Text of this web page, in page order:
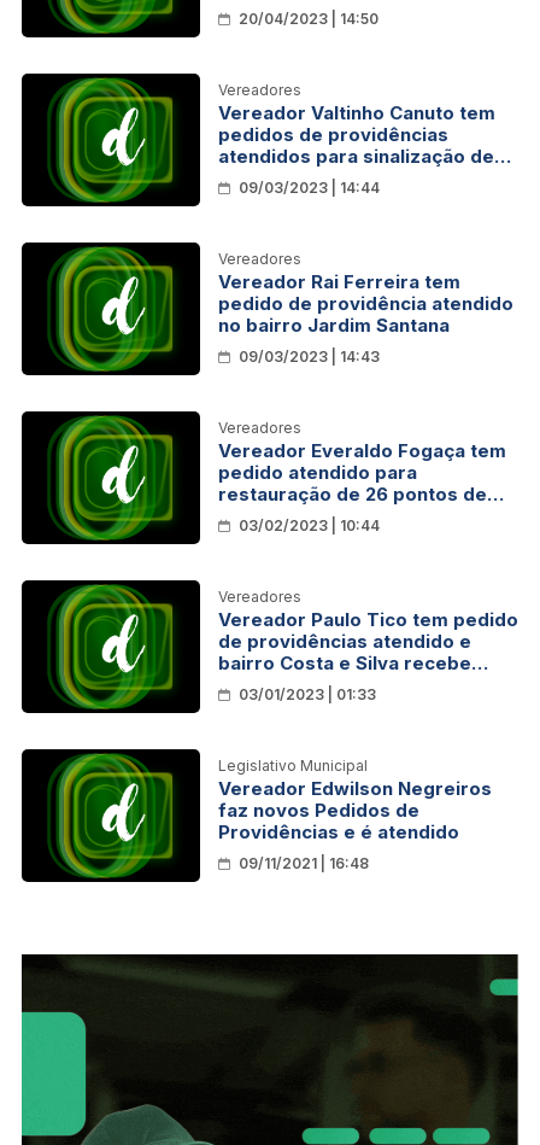
20/04/2023 | 14:50
Vereadores
Vereador Valtinho Canuto tem
pedidos de providências
atendidos para sinalização de
trânsito no Distrito de São
Carlos
09/03/2023 | 14:44
Vereadores
Vereador Rai Ferreira tem
pedido de providência atendido
no bairro Jardim Santana
09/03/2023 | 14:43
Vereadores
Vereador Everaldo Fogaça tem
pedido atendido para
restauração de 26 pontos de
energia na Zona Sul
03/02/2023 | 10:44
Vereadores
Vereador Paulo Tico tem pedido
de providências atendido e
bairro Costa e Silva recebe
serviço de iluminação
03/01/2023 | 01:33
Legislativo Municipal
Vereador Edwilson Negreiros
faz novos Pedidos de
Providências e é atendido
09/11/2021 | 16:48